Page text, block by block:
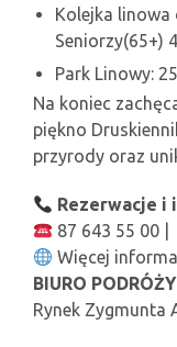
Kolejka linowa
Seniorzy(65+)
Park Linowy:
Na koniec
piękno
przyrody oraz
Rezerwacje i
87 643 55 00 |
Więcej
BIURO
Rynek Zygmunta